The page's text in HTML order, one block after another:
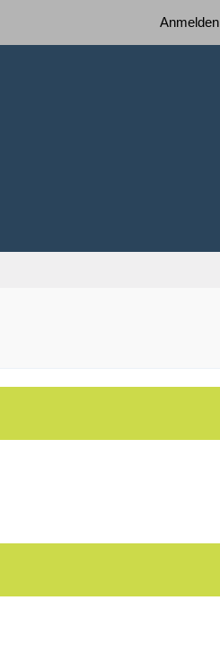
Anmelden